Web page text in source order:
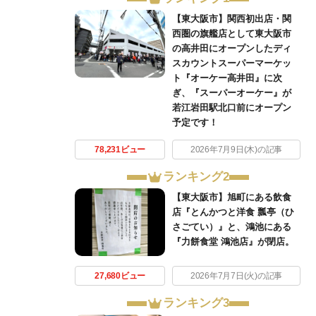
【東大阪市】関西初出店・関
西圏の旗艦店として東大阪市
の高井田にオープンしたディ
スカウントスーパーマーケッ
ト『オーケー高井田』に次
ぎ、『スーパーオーケー』が
若江岩田駅北口前にオープン
予定です！
78,231ビュー 2026年7月9日(木)の記事
ランキング2
【東大阪市】旭町にある飲食
店『とんかつと洋食 瓢亭（ひ
さごてい）』と、鴻池にある
『力餅食堂 鴻池店』が閉店。
27,680ビュー 2026年7月7日(火)の記事
ランキング3